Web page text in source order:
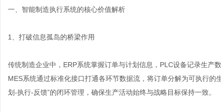
一、智能制造执行系统的核心价值解析
1、打破信息孤岛的桥梁作用
传统制造企业中，ERP系统掌握订单与计划信息，PLC设备记录生产
MES系统通过标准化接口打通各环节数据流，将订单分解为可执行
划-执行-反馈”的闭环管理，确保生产活动始终与战略目标保持一致。